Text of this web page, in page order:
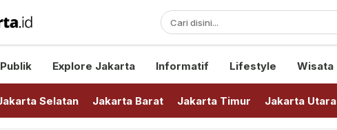
Jakarta Ada Disini!
Explore Jakarta Informatif Lifestyle Wisata
Selatan Jakarta Barat Jakarta Timur Jakarta Utara